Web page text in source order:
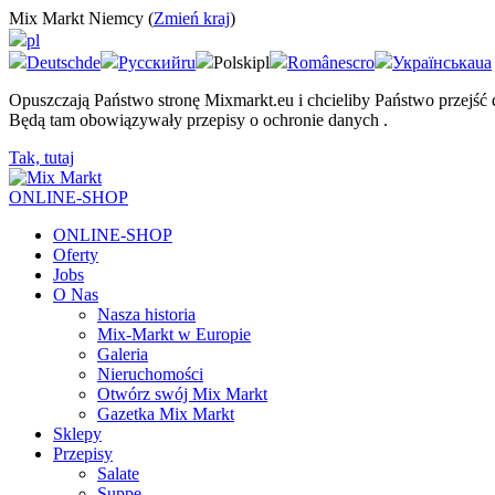
Mix Markt Niemcy (Zmień kraj)
pl
Deutschde Русскийru Polskipl Românescro Українськаua
Opuszczają Państwo stronę Mixmarkt.eu i chcieliby Państwo przejść
Będą tam obowiązywały przepisy o ochronie danych .
Tak, tutaj
ONLINE-SHOP
ONLINE-SHOP
Oferty
Jobs
O Nas
Nasza historia
Mix-Markt w Europie
Galeria
Nieruchomości
Otwórz swój Mix Markt
Gazetka Mix Markt
Sklepy
Przepisy
Salate